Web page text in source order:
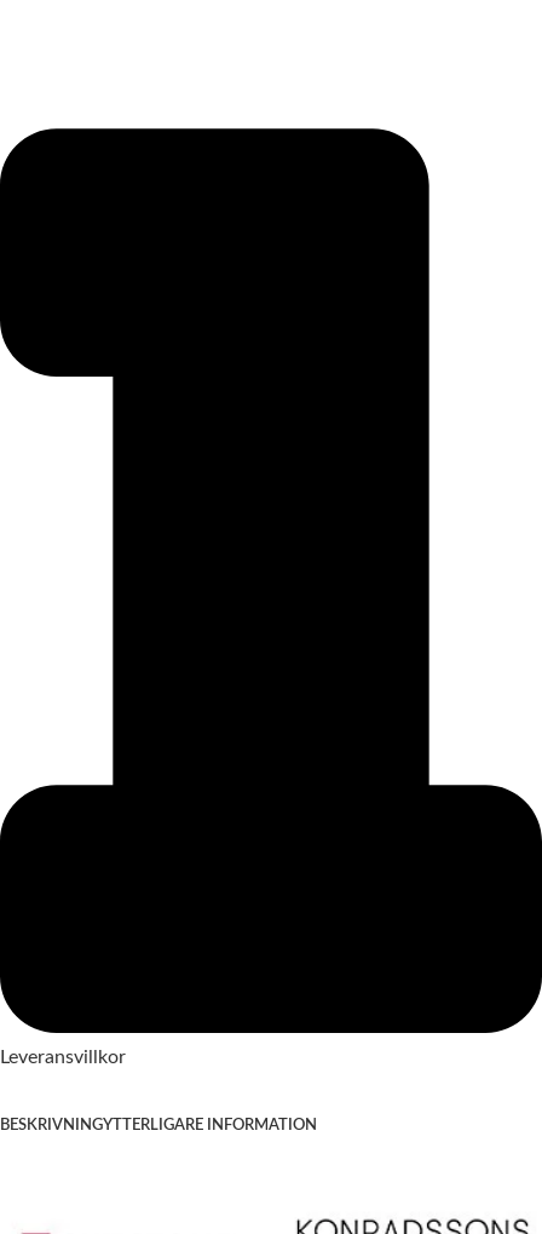
Leveransvillkor
BESKRIVNINGYTTERLIGARE INFORMATION